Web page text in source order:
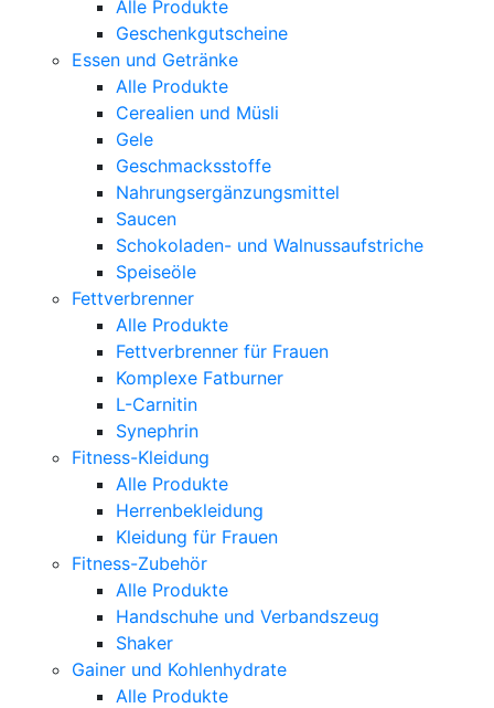
Alle Produkte
Geschenkgutscheine
Essen und Getränke
Alle Produkte
Cerealien und Müsli
Gele
Geschmacksstoffe
Nahrungsergänzungsmittel
Saucen
Schokoladen- und Walnussaufstriche
Speiseöle
Fettverbrenner
Alle Produkte
Fettverbrenner für Frauen
Komplexe Fatburner
L-Carnitin
Synephrin
Fitness-Kleidung
Alle Produkte
Herrenbekleidung
Kleidung für Frauen
Fitness-Zubehör
Alle Produkte
Handschuhe und Verbandszeug
Shaker
Gainer und Kohlenhydrate
Alle Produkte